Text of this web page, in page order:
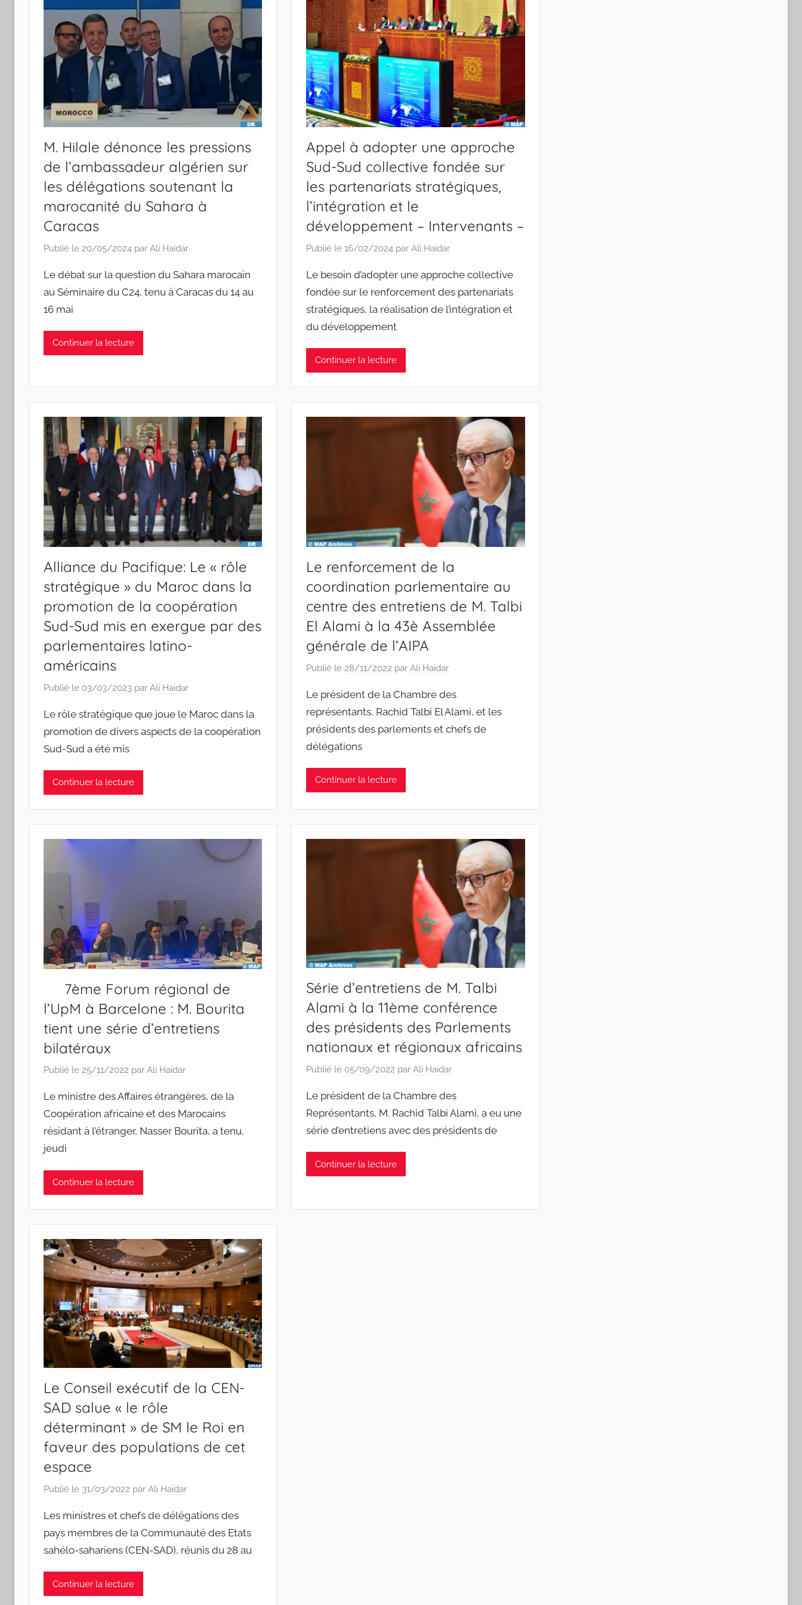
M. Hilale dénonce les pressions
de l’ambassadeur algérien sur
les délégations soutenant la
marocanité du Sahara à
Caracas
Publié le 20/05/2024 par Ali Haidar
Le débat sur la question du Sahara marocain
au Séminaire du C24, tenu à Caracas du 14 au
16 mai
Continuer la lecture
Appel à adopter une approche
Sud-Sud collective fondée sur
les partenariats stratégiques,
l’intégration et le
développement – Intervenants –
Publié le16/02/2024 parAli Haidar
Le besoin d’adopter une approche collective
fondée sur le renforcement des partenariats
stratégiques, la réalisation de l’intégration et
du développement
Continuer la lecture
Alliance du Pacifique: Le « rôle
stratégique » du Maroc dans la
promotion de la coopération
Sud-Sud mis en exergue par des
parlementaires latino-
américains
Publié le 03/03/2023 par Ali Haidar
Le rôle stratégique que joue le Maroc dans la
promotion de divers aspects de la coopération
Sud-Sud a été mis
Continuer la lecture
Le renforcement de la
coordination parlementaire au
centre des entretiens de M. Talbi
El Alami à la 43è Assemblée
générale de l’AIPA
Publié le 28/11/2022 parAli Haidar
Le président de la Chambre des
représentants, Rachid Talbi El Alami, et les
présidents des parlements et chefs de
délégations
Continuer la lecture
7ème Forum régional de
l’UpM à Barcelone : M. Bourita
tient une série d’entretiens
bilatéraux
Publié le 25/11/2022 par Ali Haidar
Le ministre des Affaires étrangères, de la
Coopération africaine et des Marocains
résidant à l’étranger, Nasser Bourita, a tenu,
jeudi
Continuer la lecture
Série d’entretiens de M. Talbi
Alami à la 11ème conférence
des présidents des Parlements
nationaux et régionaux africains
Publié le 05/09/2022 parAli Haidar
Le président de la Chambre des
Représentants, M. Rachid Talbi Alami, a eu une
série d’entretiens avec des présidents de
Continuer la lecture
Le Conseil exécutif de la CEN-
SAD salue « le rôle
déterminant » de SM le Roi en
faveur des populations de cet
espace
Publié le 31/03/2022 par Ali Haidar
Les ministres et chefs de délégations des
pays membres de la Communauté des Etats
sahélo-sahariens (CEN-SAD), réunis du 28 au
Continuer la lecture